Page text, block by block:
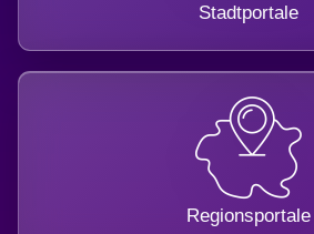
Stadtportale
Regionsportale